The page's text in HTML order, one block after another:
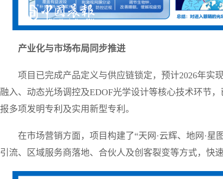
产业化与市场布局同步推进
项目已完成产品定义与供应链锁定，预计2026年实
融入、动态光场调控及EDOF光学设计等核心技术环节
报多项发明专利及实用新型专利。
在市场营销方面，项目构建了“天网·云辉、地网·星
引流、区域服务商落地、合伙人及创客裂变等方式，快